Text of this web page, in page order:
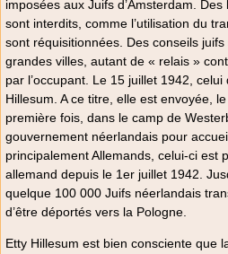
imposées aux Juifs d’Amsterdam.
sont interdits, comme l’utilisation du
sont réquisitionnées. Des conseils
grandes villes, autant de « relais »
par l’occupant. Le 15 juillet 1942, celui
Hillesum. A ce titre, elle est envoyée,
première fois, dans le camp de
gouvernement néerlandais pour
principalement Allemands, celui-ci est
allemand depuis le 1er juillet 1942.
quelque 100 000 Juifs néerlandais
d’être déportés vers la Pologne.
Etty Hillesum est bien consciente que